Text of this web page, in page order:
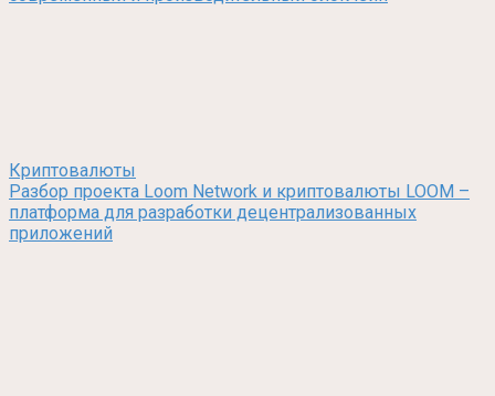
Криптовалюты
Разбор проекта Loom Network и криптовалюты LOOM –
платформа для разработки децентрализованных
приложений